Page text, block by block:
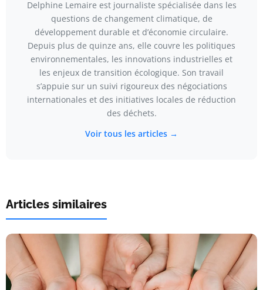
Delphine Lemaire est journaliste spécialisée dans les
questions de changement climatique, de
développement durable et d’économie circulaire.
Depuis plus de quinze ans, elle couvre les politiques
environnementales, les innovations industrielles et
les enjeux de transition écologique. Son travail
s’appuie sur un suivi rigoureux des négociations
internationales et des initiatives locales de réduction
des déchets.
Voir tous les articles →
Articles similaires